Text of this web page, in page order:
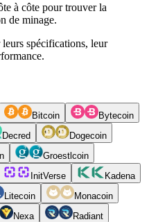
à côte pour trouver la
de minage.
spécifications, leur
Bitcoin
Bytecoin
Decred
Dogecoin
Groestlcoin
InitVerse
Kadena
Litecoin
Monacoin
Nexa
Radiant